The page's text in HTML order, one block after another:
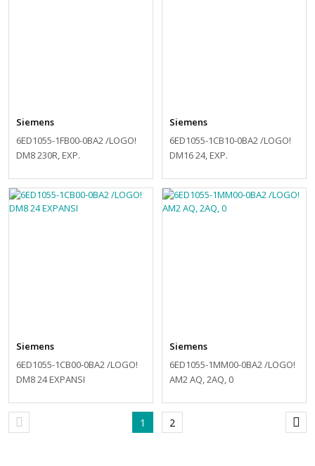
Siemens
6ED1055-1FB00-0BA2 /LOGO!
DM8 230R, EXP.
Siemens
6ED1055-1CB10-0BA2 /LOGO!
DM16 24, EXP.
Siemens
6ED1055-1CB00-0BA2 /LOGO!
DM8 24 EXPANSI
Siemens
6ED1055-1MM00-0BA2 /LOGO!
AM2 AQ, 2AQ, 0
1 2